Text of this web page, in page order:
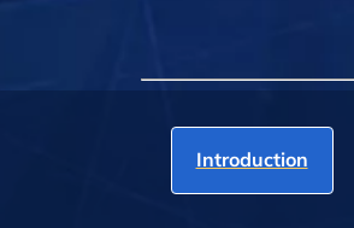
Introduction